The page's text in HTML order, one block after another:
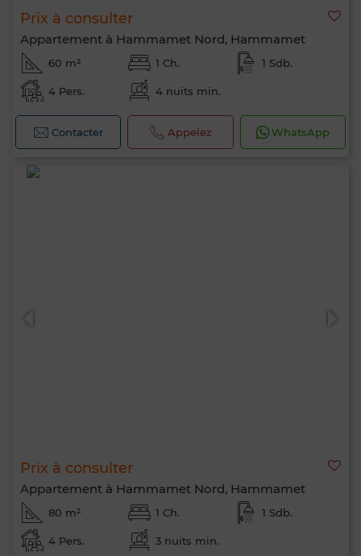
Prix à consulter
Appartement à Hammamet Nord, Hammamet
60 m² 1 Ch. 1 Sdb.
4 Pers. 4 nuits min.
Contacter Appelez WhatsApp
Prix à consulter
Appartement à Hammamet Nord, Hammamet
80 m² 1 Ch. 1 Sdb.
4 Pers. 3 nuits min.